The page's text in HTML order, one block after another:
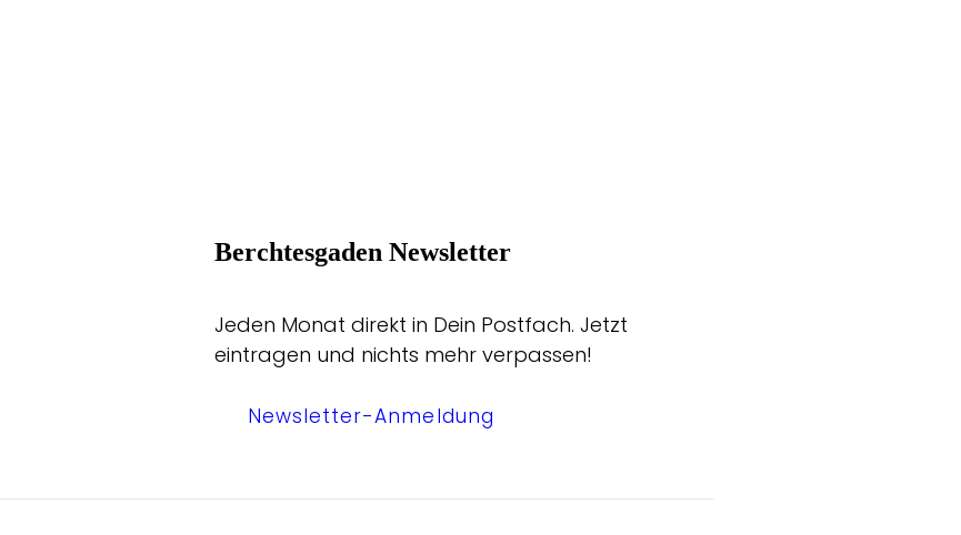
Berchtesgaden Newsletter
Jeden Monat direkt in Dein Postfach. Jetzt
eintragen und nichts mehr verpassen!
Newsletter-Anmeldung